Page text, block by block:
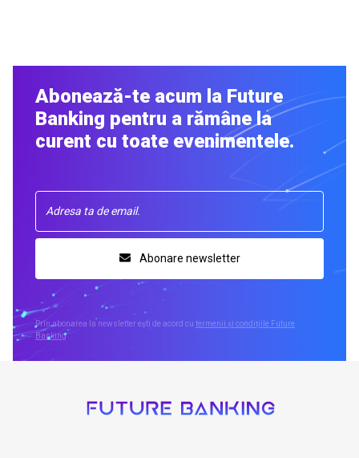
Abonează-te acum la Future
Banking pentru a rămâne la
curent cu toate evenimentele.
Abonare newsletter
Prin abonarea la newsletter ești de acord cu termenii și condițiile Future
Banking